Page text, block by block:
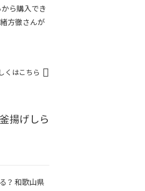
から購入でき
方徹さんが
くはこちら
揚げしら
？ 和歌山県